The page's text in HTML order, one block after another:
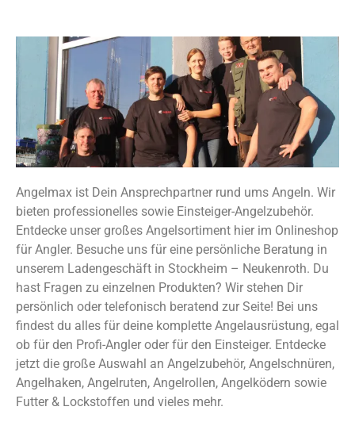
Angelmax ist Dein Ansprechpartner rund ums Angeln. Wir
bieten professionelles sowie Einsteiger-Angelzubehör.
Entdecke unser großes Angelsortiment hier im Onlineshop
für Angler. Besuche uns für eine persönliche Beratung in
unserem Ladengeschäft in Stockheim – Neukenroth. Du
hast Fragen zu einzelnen Produkten? Wir stehen Dir
persönlich oder telefonisch beratend zur Seite! Bei uns
findest du alles für deine komplette Angelausrüstung, egal
ob für den Profi-Angler oder für den Einsteiger. Entdecke
jetzt die große Auswahl an Angelzubehör, Angelschnüren,
Angelhaken, Angelruten, Angelrollen, Angelködern sowie
Futter & Lockstoffen und vieles mehr.